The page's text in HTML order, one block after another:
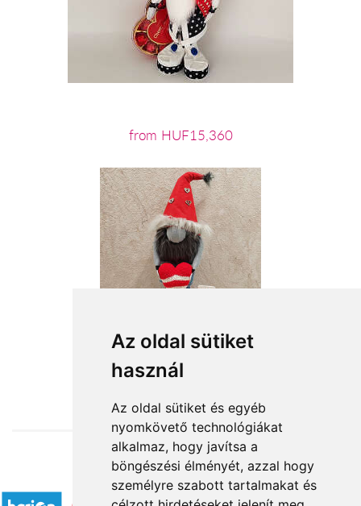
Az oldal sütiket
használ
Az oldal sütiket és egyéb
nyomkövető technológiákat
alkalmaz, hogy javítsa a
böngészési élményét, azzal hogy
személyre szabott tartalmakat és
from HUF15,360
from HUF18,200
Accepted payment methods